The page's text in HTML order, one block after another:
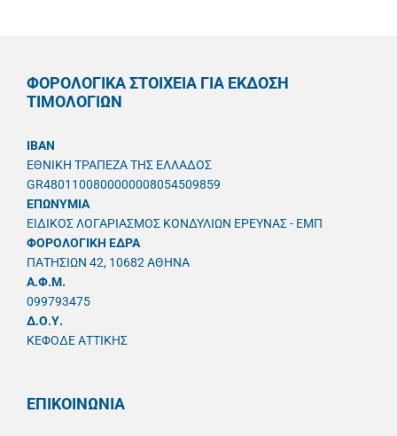
ΦΟΡΟΛΟΓΙΚΑ ΣΤΟΙΧΕΙΑ ΓΙΑ ΕΚΔΟΣΗ
ΤΙΜΟΛΟΓΙΩΝ
IBAN
ΕΘΝΙΚΗ ΤΡΑΠΕΖΑ ΤΗΣ ΕΛΛΑΔΟΣ
GR4801100800000008054509859
ΕΠΩΝΥΜΙΑ
ΕΙΔΙΚΟΣ ΛΟΓΑΡΙΑΣΜΟΣ ΚΟΝΔΥΛΙΩΝ ΕΡΕΥΝΑΣ - ΕΜΠ
ΦΟΡΟΛΟΓΙΚΗ ΕΔΡΑ
ΠΑΤΗΣΙΩΝ 42, 10682 ΑΘΗΝΑ
A.Φ.Μ.
099793475
Δ.Ο.Υ.
ΚΕΦΟΔΕ ΑΤΤΙΚΗΣ
ΕΠΙΚΟΙΝΩΝΙΑ